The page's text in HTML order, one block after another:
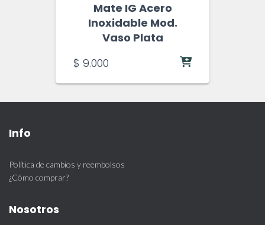
Mate IG Acero
Inoxidable Mod.
Vaso Plata
$ 9.000
Info
Política de cambios y reembolsos
¿Cómo comprar?
Nosotros